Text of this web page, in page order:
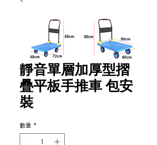
靜音單層加厚型摺
疊平板手推車 包安
裝
數量 *